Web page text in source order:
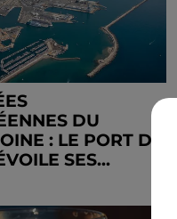
DU
: LE PORT DE
SES...